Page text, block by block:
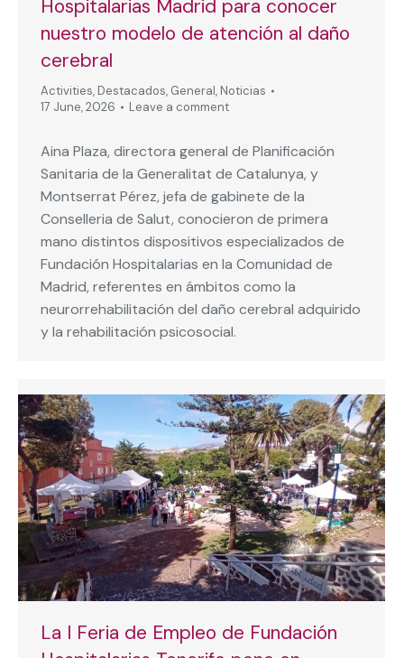
Hospitalarias Madrid para conocer
nuestro modelo de atención al daño
cerebral
Activities, Destacados, General, Noticias
17 June, 2026
Leave a comment
Aina Plaza, directora general de Planificación
Sanitaria de la Generalitat de Catalunya, y
Montserrat Pérez, jefa de gabinete de la
Conselleria de Salut, conocieron de primera
mano distintos dispositivos especializados de
Fundación Hospitalarias en la Comunidad de
Madrid, referentes en ámbitos como la
neurorrehabilitación del daño cerebral adquirido
y la rehabilitación psicosocial.
La I Feria de Empleo de Fundación